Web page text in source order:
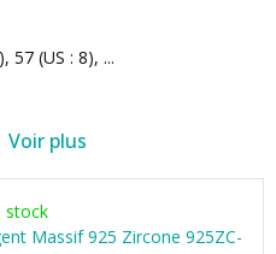
57 (US : 8), ...
Voir plus
stock
Massif 925 Zircone 925ZC-